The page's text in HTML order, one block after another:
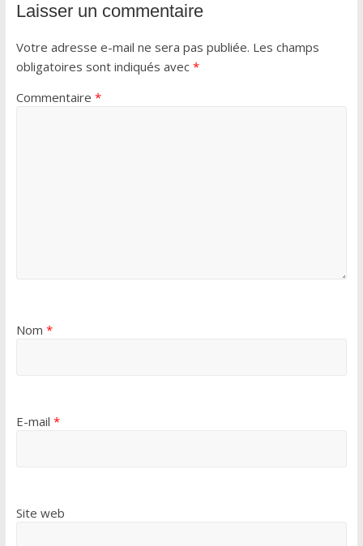
Laisser un commentaire
Votre adresse e-mail ne sera pas publiée. Les champs
obligatoires sont indiqués avec *
Commentaire *
Nom *
E-mail *
Site web